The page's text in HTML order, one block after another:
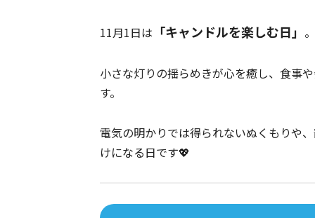
11月1日は 「キャンドルを楽しむ日」 。
小さな灯りの揺らめきが心を癒し、食事
す。
電気の明かりでは得られないぬくもりや
けになる日です💖